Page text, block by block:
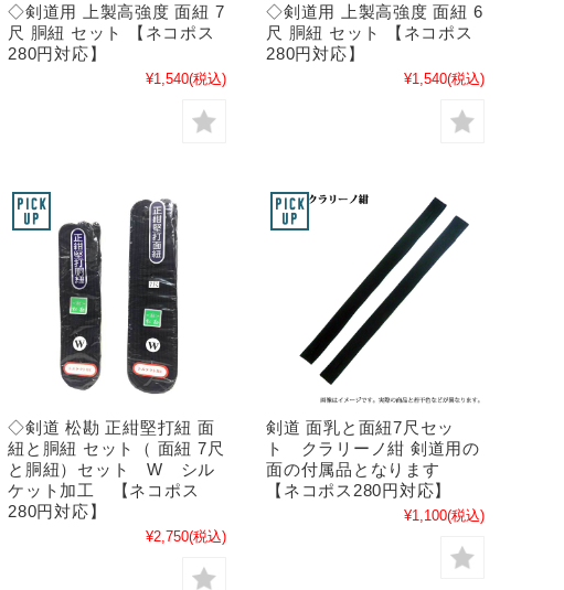
◇剣道用 上製高強度 面紐 7
尺 胴紐 セット 【ネコポス
280円対応】
¥1,540(税込)
◇剣道用 上製高強度 面紐 6
尺 胴紐 セット 【ネコポス
280円対応】
¥1,540(税込)
◇剣道 松勘 正紺堅打紐 面
紐と胴紐 セット（ 面紐 7尺
と胴紐）セット W シル
ケット加工 【ネコポス
280円対応】
¥2,750(税込)
剣道 面乳と面紐7尺セッ
ト クラリーノ紺 剣道用の
面の付属品となります
【ネコポス280円対応】
¥1,100(税込)